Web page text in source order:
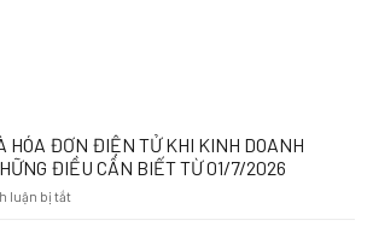
HÓA ĐƠN ĐIỆN TỬ KHI KINH DOANH
ĐIỀU CẦN BIẾT TỪ 01/7/2026
luận bị tắtở